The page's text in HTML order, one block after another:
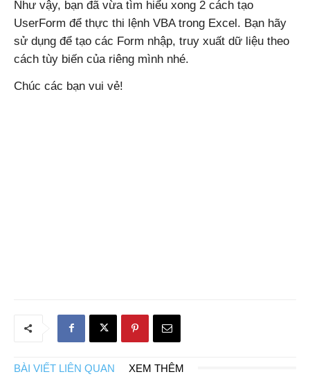
Như vậy, bạn đã vừa tìm hiểu xong 2 cách tạo
UserForm để thực thi lệnh VBA trong Excel. Bạn hãy
sử dụng để tạo các Form nhập, truy xuất dữ liệu theo
cách tùy biến của riêng mình nhé.
Chúc các bạn vui vẻ!
BÀI VIẾT LIÊN QUAN XEM THÊM